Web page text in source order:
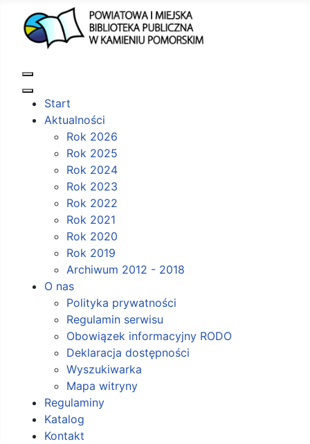
Start
Aktualności
Rok 2026
Rok 2025
Rok 2024
Rok 2023
Rok 2022
Rok 2021
Rok 2020
Rok 2019
Archiwum 2012 - 2018
O nas
Polityka prywatności
Regulamin serwisu
Obowiązek informacyjny RODO
Deklaracja dostępności
Wyszukiwarka
Mapa witryny
Regulaminy
Katalog
Kontakt